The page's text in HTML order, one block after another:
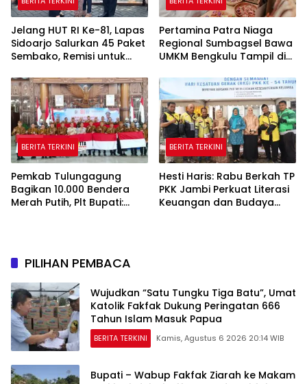
Jelang HUT RI Ke-81, Lapas
Sidoarjo Salurkan 45 Paket
Sembako, Remisi untuk
Pertamina Patra Niaga
Regional Sumbagsel Bawa
UMKM Bengkulu Tampil di
2026
BERITA TERKINI
Pemkab Tulungagung
Bagikan 10.000 Bendera
Merah Putih, Plt Bupati:
BERITA TERKINI
Hesti Haris: Rabu Berkah TP
PKK Jambi Perkuat Literasi
Keuangan dan Budaya
PILIHAN PEMBACA
Wujudkan “Satu Tungku Tiga Batu”, Umat
Katolik Fakfak Dukung Peringatan 666
Tahun Islam Masuk Papua
BERITA TERKINI Kamis, Agustus 6 2026 20:14 WIB
Bupati – Wabup Fakfak Ziarah ke Makam